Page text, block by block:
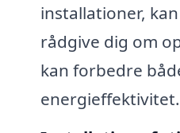
installationer,
rådgive dig om
kan forbedre
energieffektivitet.